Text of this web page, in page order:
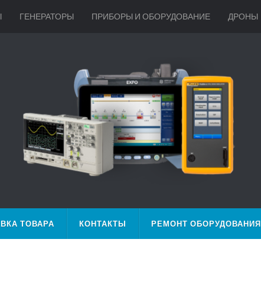
ГЕНЕРАТОРЫ ПРИБОРЫ И ОБОРУДОВАНИЕ ДРОНЫ
ТОВАРА КОНТАКТЫ РЕМОНТ ОБОРУДОВАНИЯ